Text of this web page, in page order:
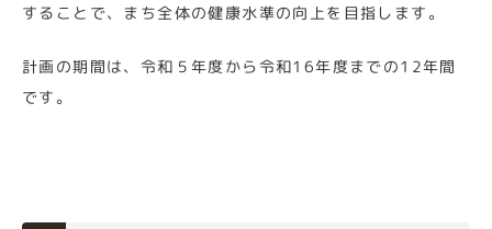
することで、まち全体の健康水準の向上を目指します。
計画の期間は、令和５年度から令和16年度までの12年間
です。